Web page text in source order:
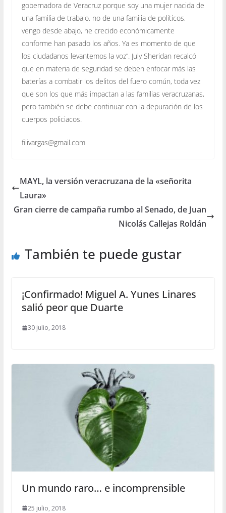
gobernadora de Veracruz porque soy una mujer nacida de
una familia de trabajo, no de una familia de políticos,
vengo desde abajo, he crecido económicamente
conforme han pasado los años. Ya es momento de que
los ciudadanos levantemos la voz”. July Sheridan recalcó
que en materia de seguridad se deben enfocar más las
baterías a combatir los delitos del fuero común, toda vez
que son los que más impactan a las familias veracruzanas,
pero también se debe continuar con la depuración de los
cuerpos policiacos.
filivargas@gmail.com
MAYL, la versión veracruzana de la «señorita
Laura»
Gran cierre de campaña rumbo al Senado, de Juan
Nicolás Callejas Roldán
También te puede gustar
¡Confirmado! Miguel A. Yunes Linares
salió peor que Duarte
30 julio, 2018
Un mundo raro… e incomprensible
25 julio, 2018